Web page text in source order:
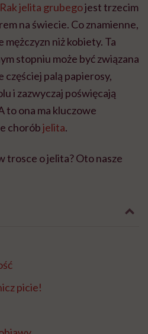
Rak jelita grubegojest trzecim
na świecie. Co znamienne,
niż kobiety. Ta
stopniu może być związana
częściej palą papierosy,
i zazwyczaj poświęcają
to ona ma kluczowe
choróbjelita.
trosce o jelita? Oto nasze
picie!